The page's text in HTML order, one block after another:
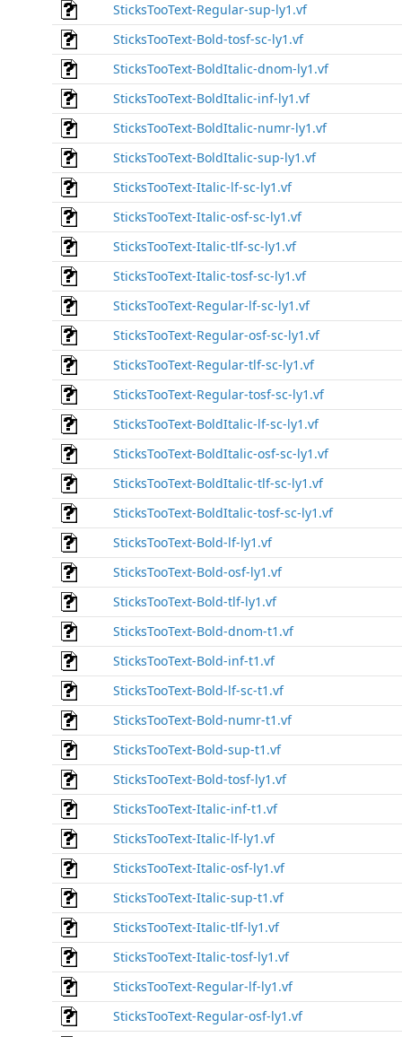
SticksTooText-Regular-sup-ly1.vf
SticksTooText-Bold-tosf-sc-ly1.vf
SticksTooText-BoldItalic-dnom-ly1.vf
SticksTooText-BoldItalic-inf-ly1.vf
SticksTooText-BoldItalic-numr-ly1.vf
SticksTooText-BoldItalic-sup-ly1.vf
SticksTooText-Italic-lf-sc-ly1.vf
SticksTooText-Italic-osf-sc-ly1.vf
SticksTooText-Italic-tlf-sc-ly1.vf
SticksTooText-Italic-tosf-sc-ly1.vf
SticksTooText-Regular-lf-sc-ly1.vf
SticksTooText-Regular-osf-sc-ly1.vf
SticksTooText-Regular-tlf-sc-ly1.vf
SticksTooText-Regular-tosf-sc-ly1.vf
SticksTooText-BoldItalic-lf-sc-ly1.vf
SticksTooText-BoldItalic-osf-sc-ly1.vf
SticksTooText-BoldItalic-tlf-sc-ly1.vf
SticksTooText-BoldItalic-tosf-sc-ly1.vf
SticksTooText-Bold-lf-ly1.vf
SticksTooText-Bold-osf-ly1.vf
SticksTooText-Bold-tlf-ly1.vf
SticksTooText-Bold-dnom-t1.vf
SticksTooText-Bold-inf-t1.vf
SticksTooText-Bold-lf-sc-t1.vf
SticksTooText-Bold-numr-t1.vf
SticksTooText-Bold-sup-t1.vf
SticksTooText-Bold-tosf-ly1.vf
SticksTooText-Italic-inf-t1.vf
SticksTooText-Italic-lf-ly1.vf
SticksTooText-Italic-osf-ly1.vf
SticksTooText-Italic-sup-t1.vf
SticksTooText-Italic-tlf-ly1.vf
SticksTooText-Italic-tosf-ly1.vf
SticksTooText-Regular-lf-ly1.vf
SticksTooText-Regular-osf-ly1.vf